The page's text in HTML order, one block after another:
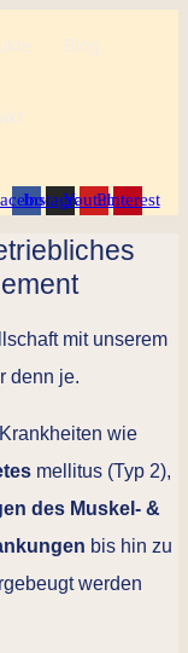
Instagram
YoutubePinterest
mit unserem
denn je.
wie
mellitus (Typ 2),
des Muskel- &
bis hin zu
werden